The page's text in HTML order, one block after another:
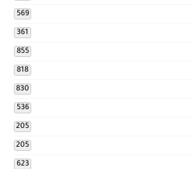
569
361
855
818
830
536
205
205
623